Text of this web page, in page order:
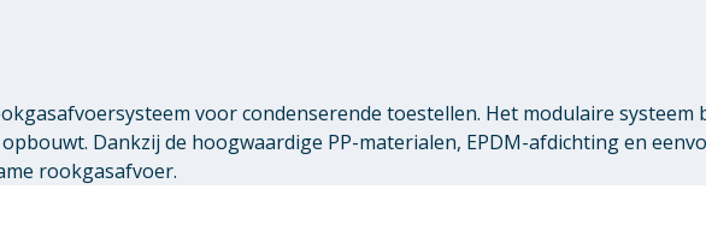
voor condenserende toestellen. Het modulaire systeem
Dankzij de hoogwaardige PP-materialen, EPDM-afdichting en
rookgasafvoer.